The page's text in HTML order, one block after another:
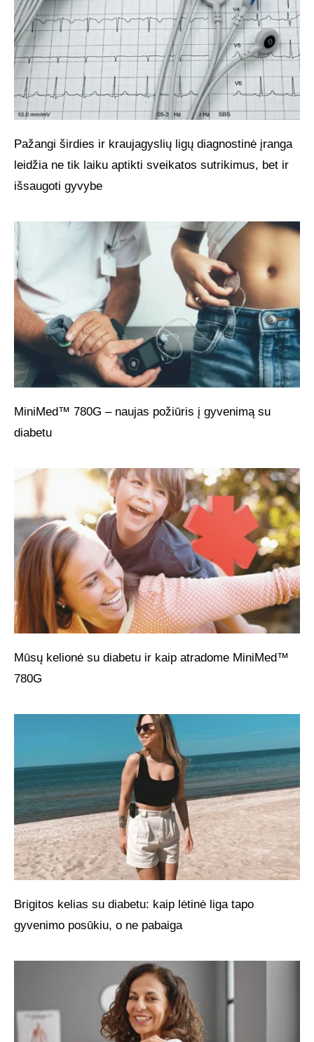
Pažangi širdies ir kraujagyslių ligų diagnostinė įranga
leidžia ne tik laiku aptikti sveikatos sutrikimus, bet ir
išsaugoti gyvybe
MiniMed™ 780G – naujas požiūris į gyvenimą su
diabetu
Mūsų kelionė su diabetu ir kaip atradome MiniMed™
780G
Brigitos kelias su diabetu: kaip lėtinė liga tapo
gyvenimo posūkiu, o ne pabaiga